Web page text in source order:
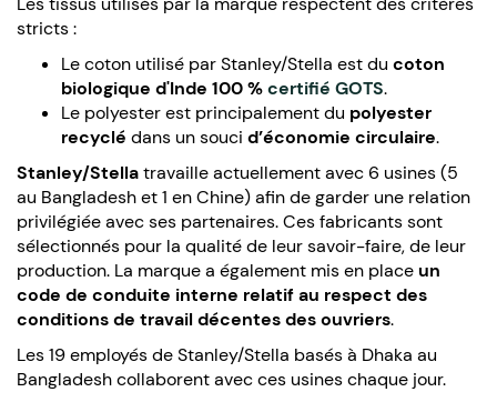
stricts :
Le coton utilisé par Stanley/Stella est du coton
biologique d'Inde 100 %certifié GOTS.
Le polyester est principalement du polyester
recyclé dans un souci d’économie circulaire.
Stanley/Stellatravaille actuellement avec 6 usines (5
au Bangladesh et 1 en Chine) afin de garder une relation
privilégiée avec ses partenaires. Ces fabricants sont
sélectionnés pour la qualité de leur savoir-faire, de leur
production. La marque a également mis en placeun
code de conduite interne relatif au respect des
conditions de travail décentes des ouvriers.
Les 19 employés de Stanley/Stella basés à Dhaka au
Bangladesh collaborent avec ces usines chaque jour.